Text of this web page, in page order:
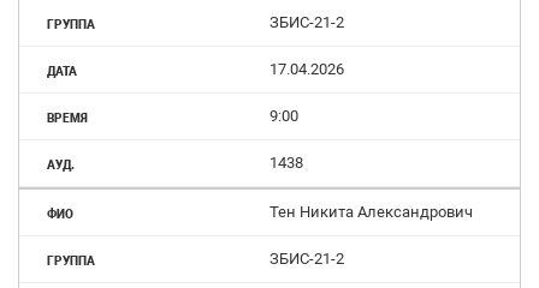
ЗБИС-21-2
17.04.2026
9:00
1438
Тен Никита Александрович
ЗБИС-21-2